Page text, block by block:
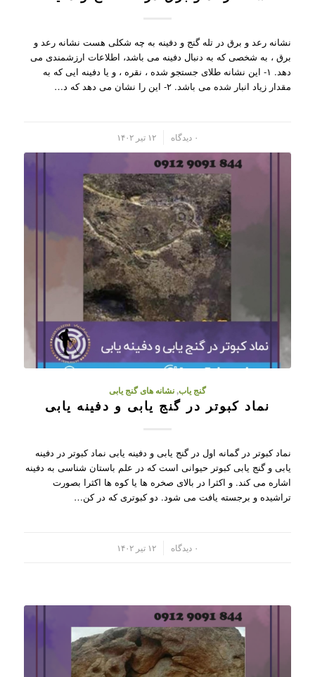
نشانه رعد و برق در تله گنج و دفینه به چه شکلی هست نشانه رعد و
برق ، به شخصی که به دنبال دفینه می باشد، اطلاعات ارزشمندی می
دهد. ۱- این نشانه طلای جستجو شده ، نقره ، و یا دفینه ایی که به
مقدار زیاد انبار شده می باشد. ۲- این را نشان می دهد که د…
۰ دیدگاه ۱۲ تیر ۱۴۰۲
گنج یاب,نشانه های گنج یابی
نماد کبوتر در گنج یابی و دفینه یابی
نماد کبوتر در گمانه اول در گنج یابی و دفینه یابی نماد کبوتر در دفینه
یابی و گنج یابی کبوتر حیوانی است که در علم باستان شناسی به دفینه
اشاره می کند. و اکثرا در بالای صخره ها یا کوه ها اکثرا بصورت
تراشیده و برجسته یافت می شود. دو کبوتری که در کن…
۰ دیدگاه ۱۲ تیر ۱۴۰۲